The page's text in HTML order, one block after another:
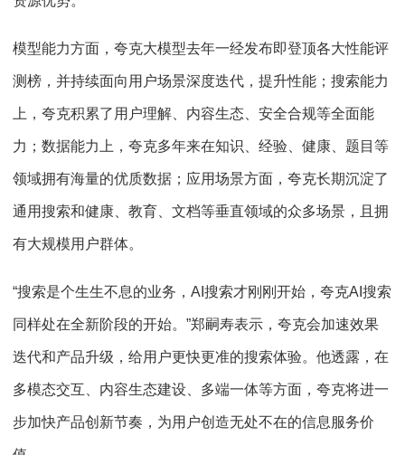
模型能力方面，夸克大模型去年一经发布即登顶各大性能评
测榜，并持续面向用户场景深度迭代，提升性能；搜索能力
上，夸克积累了用户理解、内容生态、安全合规等全面能
力；数据能力上，夸克多年来在知识、经验、健康、题目等
领域拥有海量的优质数据；应用场景方面，夸克长期沉淀了
通用搜索和健康、教育、文档等垂直领域的众多场景，且拥
有大规模用户群体。
“搜索是个生生不息的业务，AI搜索才刚刚开始，夸克AI搜索
同样处在全新阶段的开始。”郑嗣寿表示，夸克会加速效果
迭代和产品升级，给用户更快更准的搜索体验。他透露，在
多模态交互、内容生态建设、多端一体等方面，夸克将进一
步加快产品创新节奏，为用户创造无处不在的信息服务价